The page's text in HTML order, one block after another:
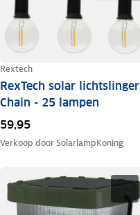
Rextech
RexTech solar lichtslinger
Chain - 25 lampen
59,95
Verkoop doorSolarlampKoning